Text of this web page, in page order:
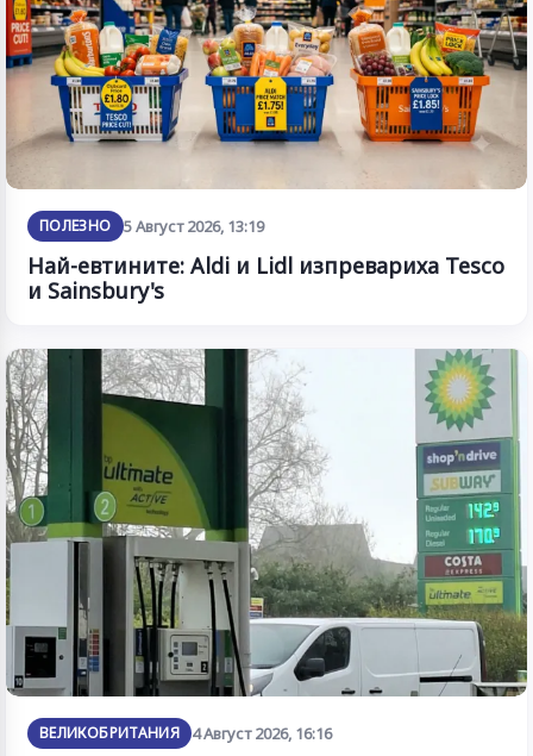
ПОЛЕЗНО 5 Август 2026, 13:19
Най-евтините: Aldi и Lidl изпревариха Tesco
и Sainsbury's
ВЕЛИКОБРИТАНИЯ 4 Август 2026, 16:16